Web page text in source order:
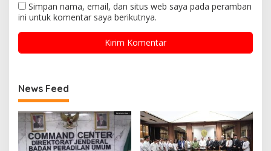
Simpan nama, email, dan situs web saya pada peramban
ini untuk komentar saya berikutnya.
News Feed